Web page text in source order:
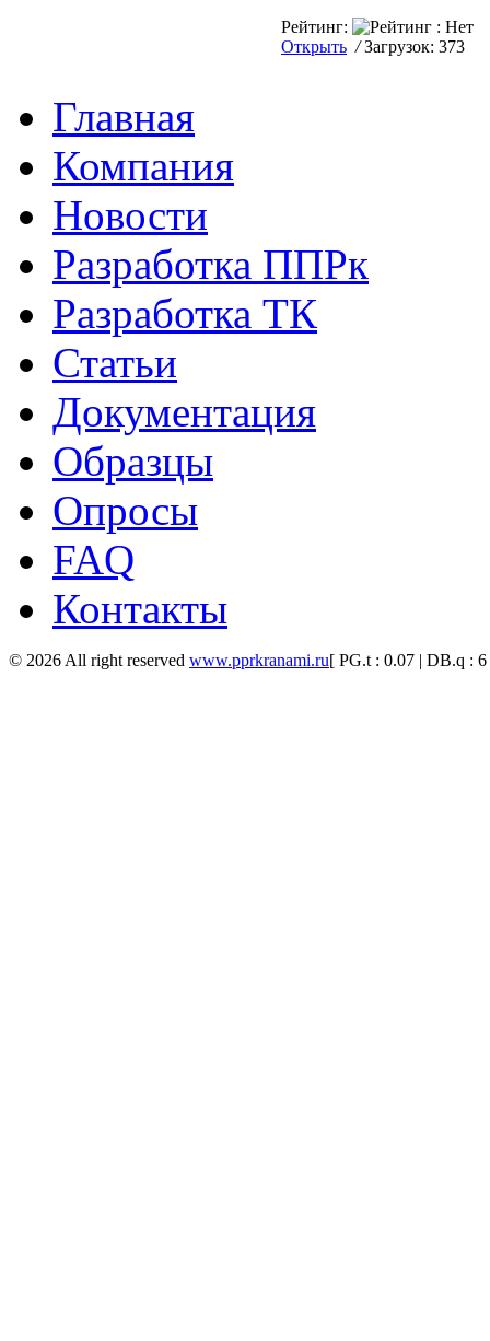
Рейтинг:
Открыть /Загрузок: 373
Главная
Компания
Новости
Разработка ППРк
Разработка ТК
Статьи
Документация
Образцы
Опросы
FAQ
Контакты
© 2026 All right reserved www.pprkranami.ru[ PG.t : 0.07 | DB.q :